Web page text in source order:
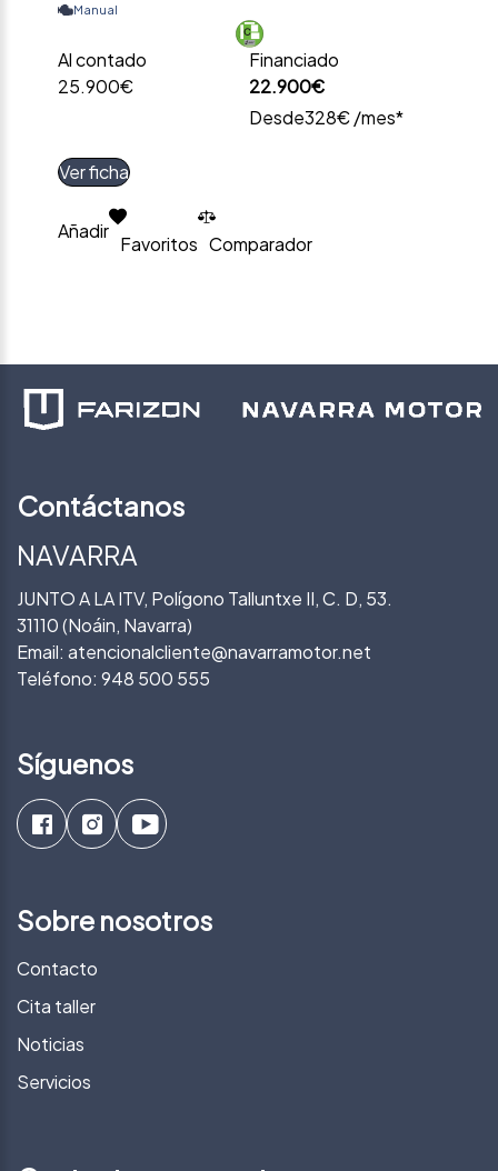
Manual
Al contado
25.900€
Financiado
22.900€
Desde328€ /mes*
Ver ficha
Añadir
Favoritos Comparador
Contáctanos
NAVARRA
JUNTO A LA ITV, Polígono Talluntxe II, C. D, 53.
31110 (Noáin, Navarra)
Email: atencionalcliente@navarramotor.net
Teléfono: 948 500 555
Síguenos
Sobre nosotros
Contacto
Cita taller
Noticias
Servicios